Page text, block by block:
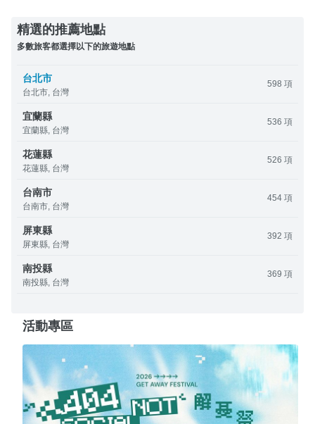
精選的推薦地點
多數旅客都選擇以下的旅遊地點
台北市
台北市, 台灣
598 項
宜蘭縣
宜蘭縣, 台灣
536 項
花蓮縣
花蓮縣, 台灣
526 項
台南市
台南市, 台灣
454 項
屏東縣
屏東縣, 台灣
392 項
南投縣
南投縣, 台灣
369 項
活動專區